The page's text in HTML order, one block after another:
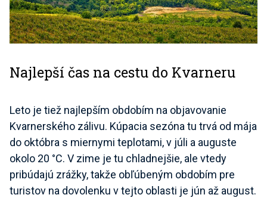
Najlepší čas na cestu do Kvarneru
Leto je tiež najlepším obdobím na objavovanie
Kvarnerského zálivu. Kúpacia sezóna tu trvá od mája
do októbra s miernymi teplotami, v júli a auguste
okolo 20 °C. V zime je tu chladnejšie, ale vtedy
pribúdajú zrážky, takže obľúbeným obdobím pre
turistov na dovolenku v tejto oblasti je jún až august.